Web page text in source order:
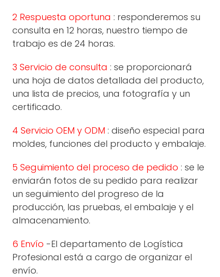
2 Respuesta oportuna : responderemos su
consulta en 12 horas, nuestro tiempo de
trabajo es de 24 horas.
3 Servicio de consulta : se proporcionará
una hoja de datos detallada del producto,
una lista de precios, una fotografía y un
certificado.
4 Servicio OEM y ODM : diseño especial para
moldes, funciones del producto y embalaje.
5 Seguimiento del proceso de pedido : se le
enviarán fotos de su pedido para realizar
un seguimiento del progreso de la
producción, las pruebas, el embalaje y el
almacenamiento.
6 Envío -El departamento de Logística
Profesional está a cargo de organizar el
envío.